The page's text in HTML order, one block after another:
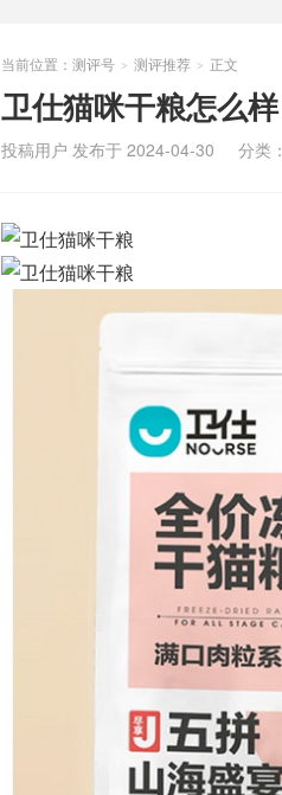
当前位置： 测评号 > 测评推荐 > 正文
卫仕猫咪干粮怎么样
投稿用户 发布于 2024-04-30 分类：